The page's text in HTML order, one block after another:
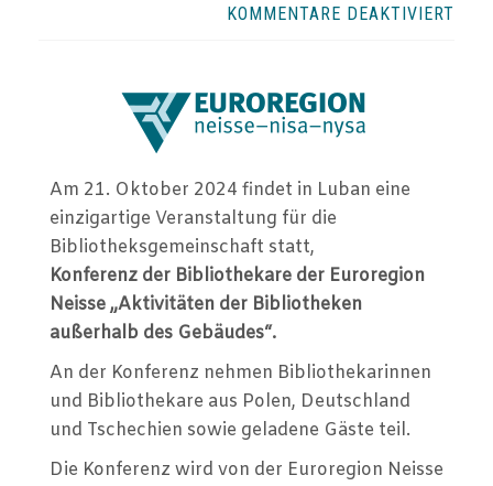
KOMMENTARE DEAKTIVIERT
Am 21. Oktober 2024 findet in Luban eine
einzigartige Veranstaltung für die
Bibliotheksgemeinschaft statt,
Konferenz der Bibliothekare der Euroregion
Neisse „Aktivitäten der Bibliotheken
außerhalb des Gebäudes“.
An der Konferenz nehmen Bibliothekarinnen
und Bibliothekare aus Polen, Deutschland
und Tschechien sowie geladene Gäste teil.
Die Konferenz wird von der Euroregion Neisse